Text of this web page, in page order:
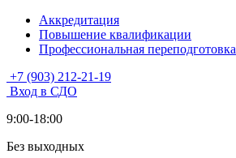
Аккредитация
Повышение квалификации
Профессиональная переподготовка
+7 (903) 212-21-19
Вход в СДО
9:00-18:00
Без выходных